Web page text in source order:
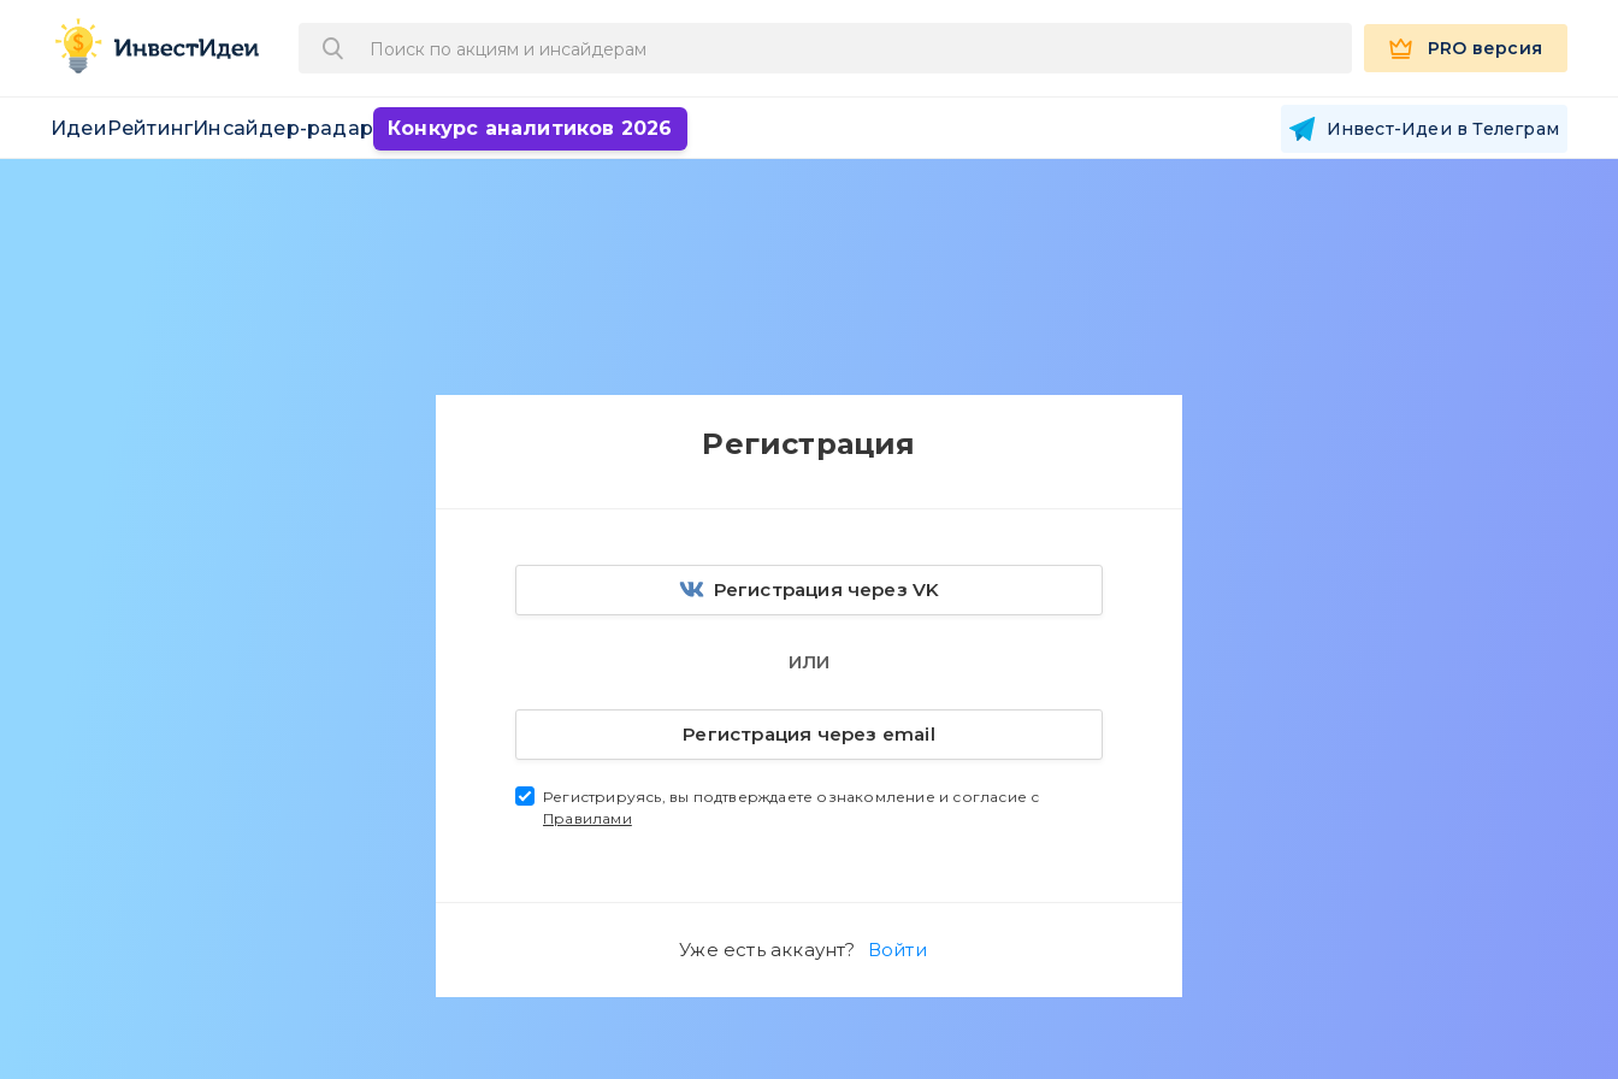
PRO версия
Идеи РейтингИнсайдер-радар Конкурс аналитиков 2026 Инвест-Идеи в Телеграм
Регистрация
Регистрация через VK
ИЛИ
Регистрация через email
Регистрируясь, вы подтверждаете ознакомление и согласие с
Правилами
Уже есть аккаунт? Войти